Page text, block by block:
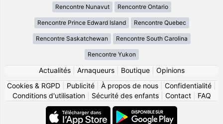
Rencontre Nunavut Rencontre Ontario
Rencontre Prince Edward Island Rencontre Quebec
Rencontre Saskatchewan Rencontre South Carolina
Rencontre Yukon
Actualités| Arnaqueurs| Boutique| Opinions
Cookies & RGPD
Publicité À propos de nous Confidentialité
Conditions d'utilisation| Sécurité des enfants| Contact| FAQ